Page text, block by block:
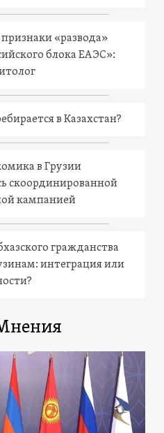
«развода»
блока ЕАЭС»:
в Казахстан?
в Грузии
скоординированной
кампанией
гражданства
интеграция или